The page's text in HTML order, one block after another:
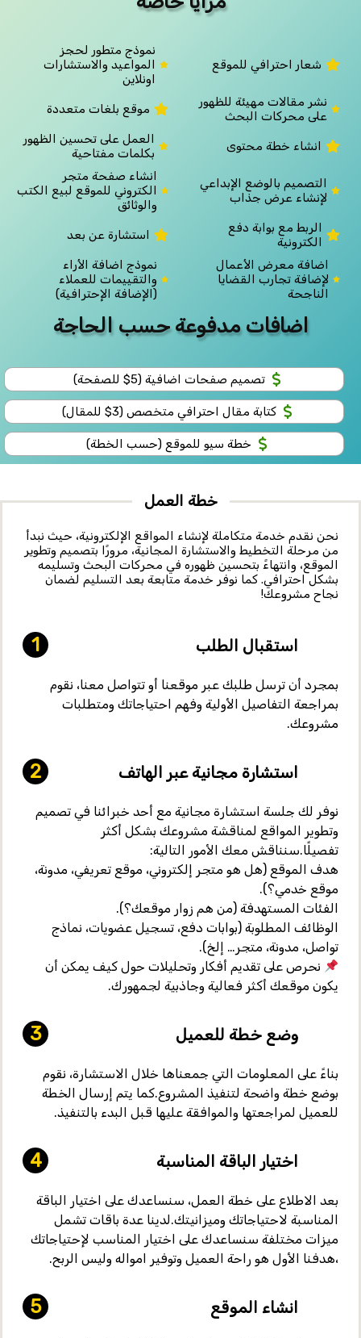
شعار احترافي للموقع
نموذج متطور لحجز
المواعيد والاستشارات
اونلاين
نشر مقالات مهيئة للظهور
على محركات البحث
موقع بلغات متعددة
انشاء خطة محتوى
العمل على تحسين الظهور
بكلمات مفتاحية
التصميم بالوضع الإبداعي
لإنشاء عرض جذاب
انشاء صفحة متجر
الكتروني للموقع لبيع الكتب
والوثائق
الربط مع بوابة دفع
الكترونية
استشارة عن بعد
اضافة معرض الأعمال
لإضافة تجارب القضايا
الناجحة
نموذج اضافة الأراء
والتقييمات للعملاء
(الإضافة الإحترافية)
اضافات مدفوعة حسب الحاجة
تصميم صفحات اضافية (5$ للصفحة)
كتابة مقال احترافي متخصص (3$ للمقال)
خطة سيو للموقع (حسب الخطة)
خطة العمل
نحن نقدم خدمة متكاملة لإنشاء المواقع الإلكترونية، حيث نبدأ
من مرحلة التخطيط والاستشارة المجانية، مرورًا بتصميم وتطوير
الموقع، وانتهاءً بتحسين ظهوره في محركات البحث وتسليمه
بشكل احترافي. كما نوفر خدمة متابعة بعد التسليم لضمان
نجاح مشروعك!
استقبال الطلب
بمجرد أن ترسل طلبك عبر موقعنا أو تتواصل معنا، نقوم
بمراجعة التفاصيل الأولية وفهم احتياجاتك ومتطلبات
مشروعك.
استشارة مجانية عبر الهاتف
نوفر لك جلسة استشارة مجانية مع أحد خبرائنا في تصميم
وتطوير المواقع لمناقشة مشروعك بشكل أكثر
تفصيلًا.سنناقش معك الأمور التالية:
هدف الموقع (هل هو متجر إلكتروني، موقع تعريفي، مدونة،
موقع خدمي؟).
الفئات المستهدفة (من هم زوار موقعك؟).
الوظائف المطلوبة (بوابات دفع، تسجيل عضويات، نماذج
تواصل، مدونة، متجر… إلخ).
نحرص على تقديم أفكار وتحليلات حول كيف يمكن أن
يكون موقعك أكثر فعالية وجاذبية لجمهورك.
وضع خطة للعميل
بناءً على المعلومات التي جمعناها خلال الاستشارة، نقوم
بوضع خطة واضحة لتنفيذ المشروع.كما يتم إرسال الخطة
للعميل لمراجعتها والموافقة عليها قبل البدء بالتنفيذ.
اختيار الباقة المناسبة
بعد الاطلاع على خطة العمل، سنساعدك على اختيار الباقة
المناسبة لاحتياجاتك وميزانيتك.لدينا عدة باقات تشمل
ميزات مختلفة سنساعدك على اختيار المناسب لإحتياجاتك
،هدفنا الأول هو راحة العميل وتوفير امواله وليس الربح.
انشاء الموقع